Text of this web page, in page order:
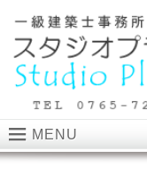
MENU